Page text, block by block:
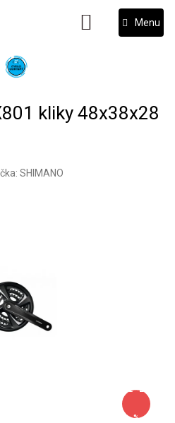
NÁKUPNÍ
KOŠÍK
kliky 48x38x28
SHIMANO
až –21
%